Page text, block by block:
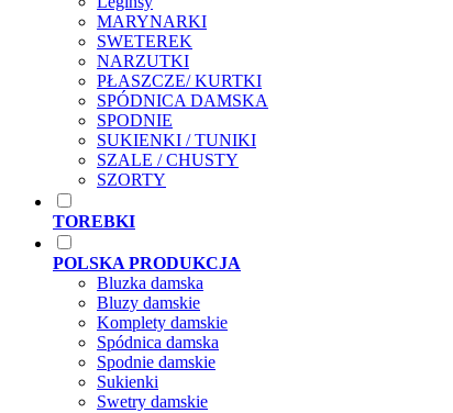
MARYNARKI
SWETEREK
NARZUTKI
PŁASZCZE/ KURTKI
SPÓDNICA DAMSKA
SPODNIE
SUKIENKI / TUNIKI
SZALE / CHUSTY
SZORTY
TOREBKI
POLSKA PRODUKCJA
Bluzka damska
Bluzy damskie
Komplety damskie
Spódnica damska
Spodnie damskie
Sukienki
Swetry damskie